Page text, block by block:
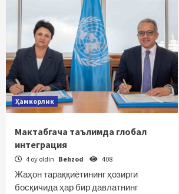
Ҳамкорлик
Мактабгача таълимда глобал
интеграция
4 oy oldin Behzod 408
Жаҳон тараққиётининг ҳозирги
босқичида ҳар бир давлатнинг